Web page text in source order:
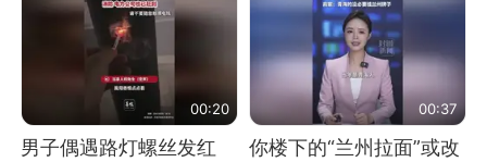
00:20
男子偶遇路灯螺丝发红
00:37
你楼下的“兰州拉面”或改